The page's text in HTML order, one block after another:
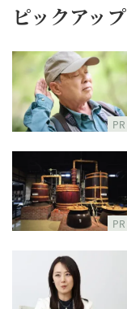
ピックアップ
PR
PR